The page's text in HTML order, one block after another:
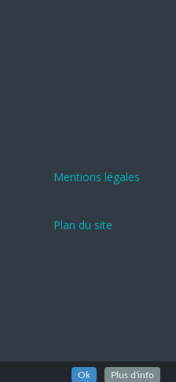
Mentions légales
Plan du site
Ok Plus d'info